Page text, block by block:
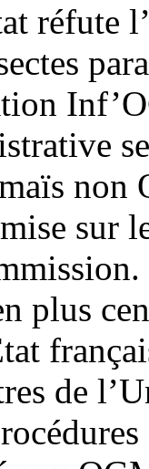
réfute
non
sur
plus
de